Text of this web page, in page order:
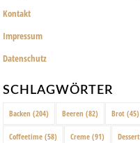
Kontakt
Impressum
Datenschutz
SCHLAGWÖRTER
Backen (204) Beeren (82) Brot (45)
Coffeetime (58) Creme (91) Dessert